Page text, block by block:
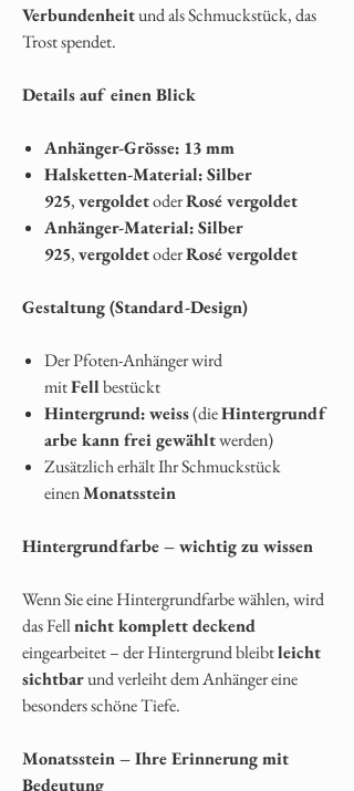
Verbundenheitund als Schmuckstück, das
Trost spendet.
Details auf einen Blick
Anhänger-Grösse: 13 mm
Halsketten-Material:Silber
925,vergoldetoderRosé vergoldet
Anhänger-Material:Silber
925,vergoldetoderRosé vergoldet
Gestaltung (Standard-Design)
Der Pfoten-Anhänger wird
mitFellbestückt
Hintergrund:weiss(dieHintergrundf
arbe kann frei gewähltwerden)
Zusätzlich erhält Ihr Schmuckstück
einenMonatsstein
Hintergrundfarbe – wichtig zu wissen
Wenn Sie eine Hintergrundfarbe wählen, wird
das Fellnicht komplett deckend
eingearbeitet – der Hintergrund bleibtleicht
sichtbarund verleiht dem Anhänger eine
besonders schöne Tiefe.
Monatsstein – Ihre Erinnerung mit
Bedeutung